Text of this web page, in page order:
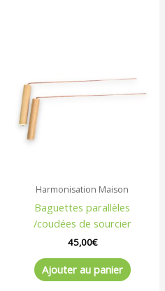
Harmonisation Maison
Baguettes parallèles
/coudées de sourcier
45,00€
Ajouter au panier